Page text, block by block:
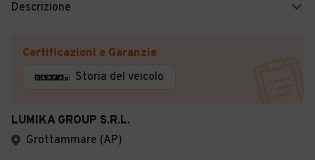
Descrizione
Certificazioni e Garanzie
Storia del veicolo
LUMIKA GROUP S.R.L.
Grottammare (AP)